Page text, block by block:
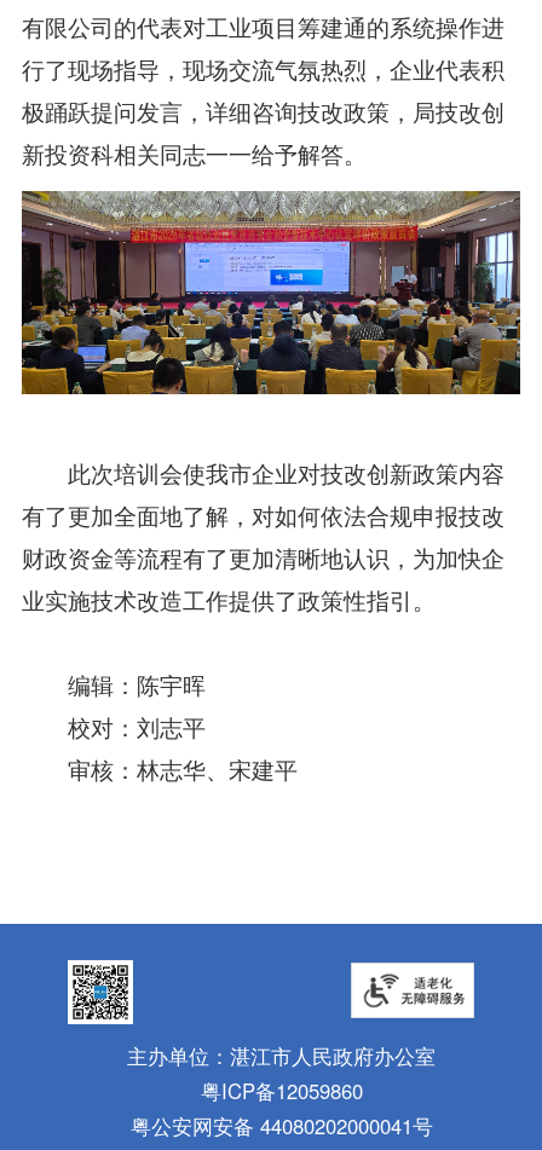
有限公司的代表对工业项目筹建通的系统操作进
行了现场指导，现场交流气氛热烈，企业代表积
极踊跃提问发言，详细咨询技改政策，局技改创
新投资科相关同志一一给予解答。
此次培训会使我市企业对技改创新政策内容
有了更加全面地了解，对如何依法合规申报技改
财政资金等流程有了更加清晰地认识，为加快企
业实施技术改造工作提供了政策性指引。
编辑：陈宇晖
校对：刘志平
审核：林志华、宋建平
主办单位：湛江市人民政府办公室
粤ICP备12059860
粤公安网安备 44080202000041号